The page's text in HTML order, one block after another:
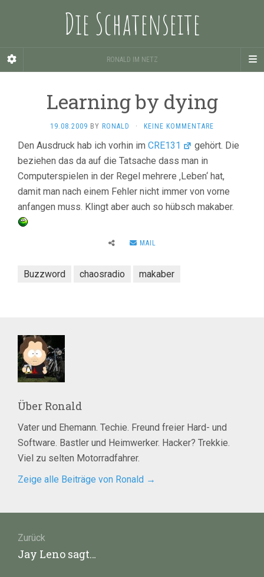
Die Schatenseite
RONALD IM NETZ
Learning by dying
19.08.2009 BY RONALD · KEINE KOMMENTARE
Den Ausdruck hab ich vorhin im CRE131
gehört. Die
beziehen das da auf die Tatsache dass man in
Computerspielen in der Regel mehrere ‚Leben‘ hat,
damit man nach einem Fehler nicht immer von vorne
anfangen muss. Klingt aber auch so hübsch makaber.
MAIL
Buzzword chaosradio makaber
Über Ronald
Vater und Ehemann. Techie. Freund freier Hard- und
Software. Bastler und Heimwerker. Hacker? Trekkie.
Viel zu selten Motorradfahrer.
Zeige alle Beiträge von Ronald →
Zurück
Vorheriger
Jay Leno sagt…